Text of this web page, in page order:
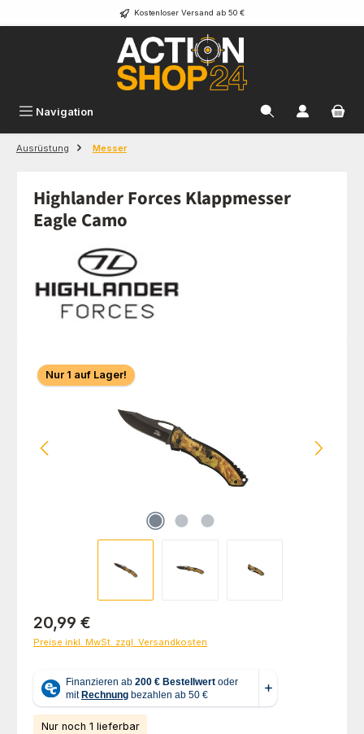
Zum Hauptinhalt springen Kostenloser Versand ab 50 €
Navigation
Ausrüstung Messer
Highlander Forces Klappmesser
Eagle Camo
Bildergalerie überspringen
Nur 1 auf Lager!
Regulärer Preis:
20,99 €
Preise inkl. MwSt. zzgl. Versandkosten
Nur noch 1 lieferbar